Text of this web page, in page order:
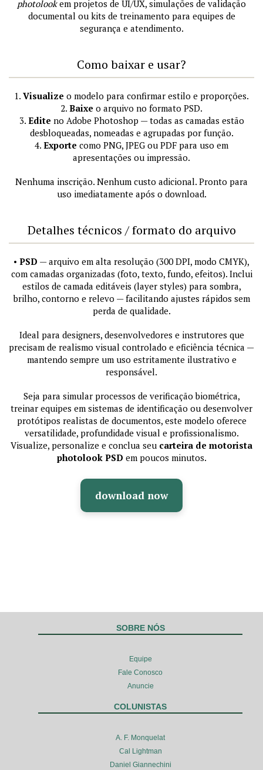
photolookem projetos de UI/UX, simulações de validação
documental ou kits de treinamento para equipes de
segurança e atendimento.
Como baixar e usar?
1. Visualize o modelo para confirmar estilo e proporções.
2. Baixe o arquivo no formato PSD.
3. Edite no Adobe Photoshop — todas as camadas estão
desbloqueadas, nomeadas e agrupadas por função.
4. Exporte como PNG, JPEG ou PDF para uso em
apresentações ou impressão.
Nenhuma inscrição. Nenhum custo adicional. Pronto para
uso imediatamente após o download.
Detalhes técnicos / formato do arquivo
• PSD — arquivo em alta resolução (300 DPI, modo CMYK),
com camadas organizadas (foto, texto, fundo, efeitos). Inclui
estilos de camada editáveis (layer styles) para sombra,
brilho, contorno e relevo — facilitando ajustes rápidos sem
perda de qualidade.
Ideal para designers, desenvolvedores e instrutores que
precisam de realismo visual controlado e eficiência técnica —
mantendo sempre um uso estritamente ilustrativo e
responsável.
Seja para simular processos de verificação biométrica,
treinar equipes em sistemas de identificação ou desenvolver
protótipos realistas de documentos, este modelo oferece
versatilidade, profundidade visual e profissionalismo.
Visualize, personalize e conclua seu carteira de motorista
photolook PSD em poucos minutos.
download now
SOBRE NÓS
Equipe
Fale Conosco
Anuncie
COLUNISTAS
A. F. Monquelat
Cal Lightman
Daniel Giannechini